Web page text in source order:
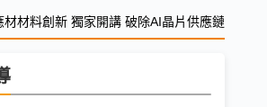
材料創新 獨家開講 破除AI晶片供應鏈